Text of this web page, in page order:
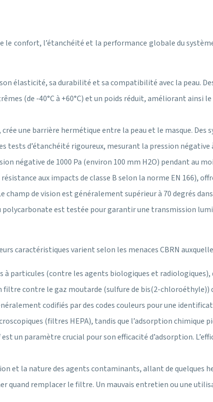
confort, l’étanchéité et la performance globale du
élasticité, sa durabilité et sa compatibilité avec la peau.
(de -40°C à +60°C) et un poids réduit, améliorant ainsi
une barrière hermétique entre la peau et le masque. Des
d’étanchéité rigoureux, mesurant la pression négative
de 1000 Pa (environ 100 mm H2O) pendant au
aux impacts de classe B selon la norme EN 166),
de vision est généralement supérieur à 70 degrés
est testée pour garantir une transmission
caractéristiques varient selon les menaces CBRN
à particules (contre les agents biologiques et
contre le gaz moutarde (sulfure de bis(2-
codifiés par des codes couleurs pour une
(filtres HEPA), tandis que l’adsorption chimique
un paramètre crucial pour son efficacité d’adsorption.
et la nature des agents contaminants, allant de quelques
remplacer le filtre. Un mauvais entretien ou une